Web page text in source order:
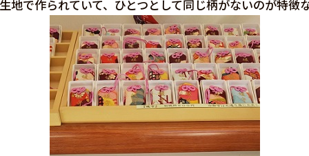
地で作られていて、ひとつとして同じ柄がないのが特徴